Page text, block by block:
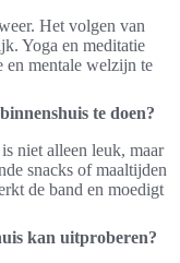
Het volgen van
Yoga en meditatie
en mentale welzijn te
te doen?
niet alleen leuk, maar
snacks of maaltijden
de band en moedigt
kan uitproberen?